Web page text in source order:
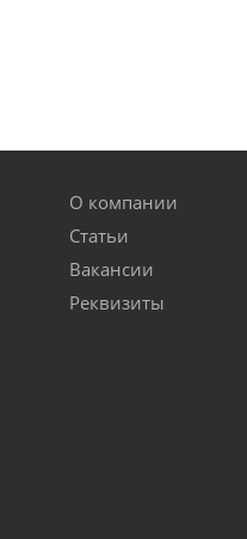
О компании
Статьи
Вакансии
Реквизиты